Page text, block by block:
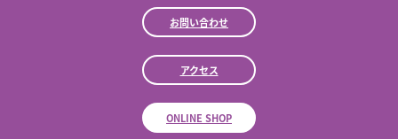
お問い合わせ
アクセス
ONLINE SHOP